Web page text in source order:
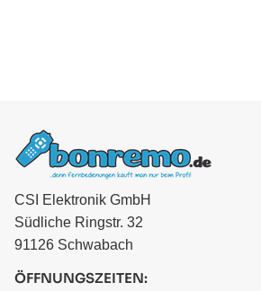
CSI Elektronik GmbH
Südliche Ringstr. 32
91126 Schwabach
ÖFFNUNGSZEITEN: